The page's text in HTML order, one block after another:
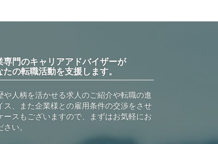
専門のキャリアアドバイザーが
たの転職活動を支援します。
や人柄を活かせる求人のご紹介や転職の進
ス、また企業様との雇用条件の交渉をさせ
ースもございますので、まずはお気軽にお
い。